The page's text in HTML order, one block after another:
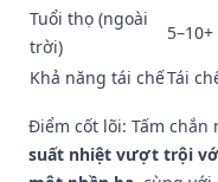
Tuổi thọ (ngoài
trời)
Khả năng tái chếTái
Điểm cốt lõi: Tấm
suất nhiệt vượt trội